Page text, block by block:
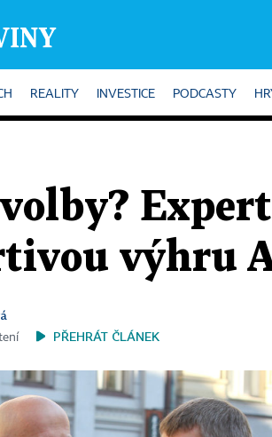
REALITY INVESTICE PODCASTY
výhru
PŘEHRÁT ČLÁNEK